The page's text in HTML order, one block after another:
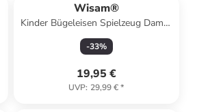
Wisam®
Kinder Bügeleisen Spielzeug Dampf
Licht Sound
-33%
19,95 €
UVP: 29,99 €*